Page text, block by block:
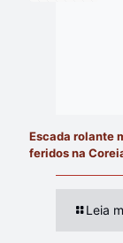
Escada rolante
feridos na
Leia